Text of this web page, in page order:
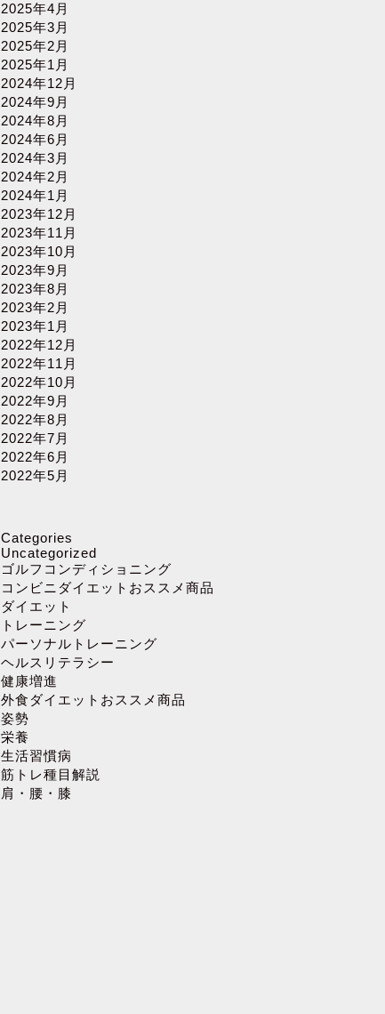
2025年4月
2025年3月
2025年2月
2025年1月
2024年12月
2024年9月
2024年8月
2024年6月
2024年3月
2024年2月
2024年1月
2023年12月
2023年11月
2023年10月
2023年9月
2023年8月
2023年2月
2023年1月
2022年12月
2022年11月
2022年10月
2022年9月
2022年8月
2022年7月
2022年6月
2022年5月
Categories
Uncategorized
ゴルフコンディショニング
コンビニダイエットおススメ商品
ダイエット
トレーニング
パーソナルトレーニング
ヘルスリテラシー
健康増進
外食ダイエットおススメ商品
姿勢
栄養
生活習慣病
筋トレ種目解説
肩・腰・膝